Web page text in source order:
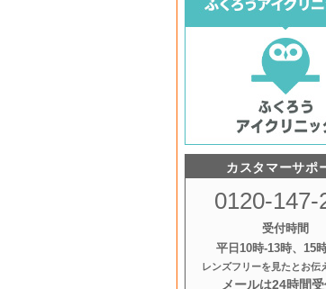
カスタマーサポ
0120-147-
受付時間
平日10時‐13時、15
レンズフリーを見たとお伝
メールは24時間